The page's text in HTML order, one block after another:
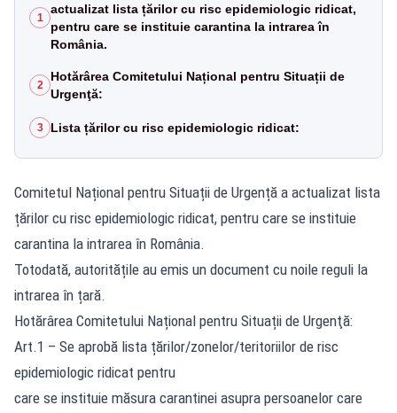
1
actualizat lista țărilor cu risc epidemiologic ridicat,
pentru care se instituie carantina la intrarea în
România.
2
Hotărârea Comitetului Național pentru Situații de
Urgenţă:
3 Lista țărilor cu risc epidemiologic ridicat:
Comitetul Național pentru Situații de Urgență a actualizat lista
țărilor cu risc epidemiologic ridicat, pentru care se instituie
carantina la intrarea în România.
Totodată, autoritățile au emis un document cu noile reguli la
intrarea în țară.
Hotărârea Comitetului Național pentru Situații de Urgenţă:
Art.1 – Se aprobă lista țărilor/zonelor/teritoriilor de risc
epidemiologic ridicat pentru
care se instituie măsura carantinei asupra persoanelor care